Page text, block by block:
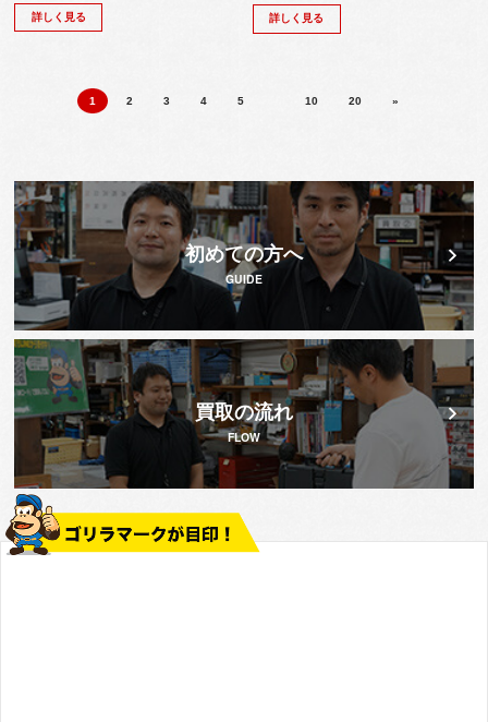
詳しく見る 詳しく見る
1 2 3 4 5 10 20 »
初めての方へ
GUIDE
買取の流れ
FLOW